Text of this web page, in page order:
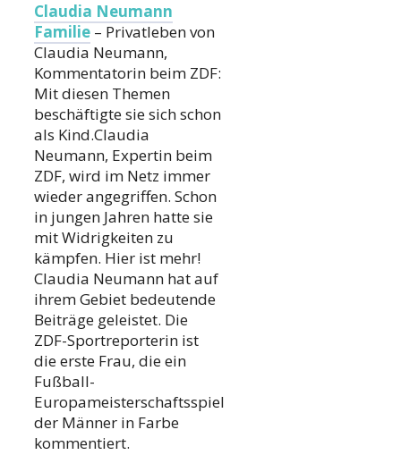
Claudia Neumann
Familie – Privatleben von
Claudia Neumann,
Kommentatorin beim ZDF:
Mit diesen Themen
beschäftigte sie sich schon
als Kind.Claudia
Neumann, Expertin beim
ZDF, wird im Netz immer
wieder angegriffen. Schon
in jungen Jahren hatte sie
mit Widrigkeiten zu
kämpfen. Hier ist mehr!
Claudia Neumann hat auf
ihrem Gebiet bedeutende
Beiträge geleistet. Die
ZDF-Sportreporterin ist
die erste Frau, die ein
Fußball-
Europameisterschaftsspiel
der Männer in Farbe
kommentiert.